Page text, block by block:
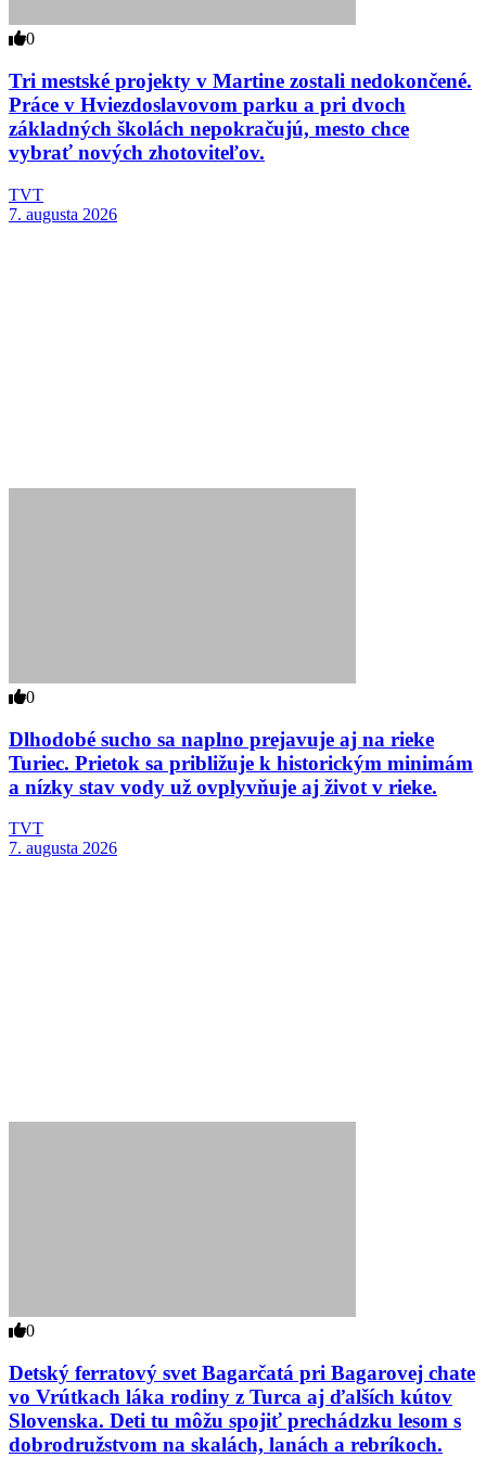
0
Tri mestské projekty v Martine zostali nedokončené.
Práce v Hviezdoslavovom parku a pri dvoch
základných školách nepokračujú, mesto chce
vybrať nových zhotoviteľov.
TVT
7. augusta 2026
0
Dlhodobé sucho sa naplno prejavuje aj na rieke
Turiec. Prietok sa približuje k historickým minimám
a nízky stav vody už ovplyvňuje aj život v rieke.
TVT
7. augusta 2026
0
Detský ferratový svet Bagarčatá pri Bagarovej chate
vo Vrútkach láka rodiny z Turca aj ďalších kútov
Slovenska. Deti tu môžu spojiť prechádzku lesom s
dobrodružstvom na skalách, lanách a rebríkoch.